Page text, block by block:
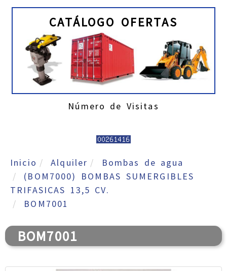
CATÁLOGO OFERTAS
Número de Visitas
Inicio Alquiler
Bombas de agua
(BOM7000) BOMBAS SUMERGIBLES
TRIFASICAS 13,5 CV.
BOM7001
BOM7001